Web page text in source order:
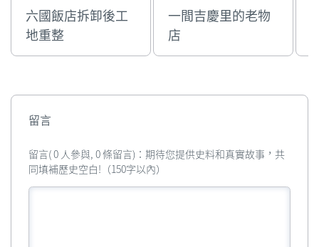
六國飯店拆卸後工
地重整
一間吉慶里的老物
店
留言
留言( 0 人參與, 0 條留言)：期待您提供史料和真實故事，共
同填補歷史空白!（150字以內）